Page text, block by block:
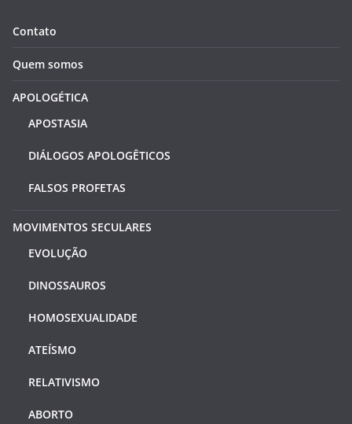
Contato
Quem somos
APOLOGÉTICA
APOSTASIA
DIÁLOGOS APOLOGÊTICOS
FALSOS PROFETAS
MOVIMENTOS SECULARES
EVOLUÇÃO
DINOSSAUROS
HOMOSEXUALIDADE
ATEÍSMO
RELATIVISMO
ABORTO